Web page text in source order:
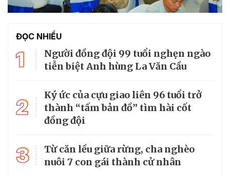
ĐỌC NHIỀU
1
Người đồng đội 99 tuổi nghẹn ngào
tiễn biệt Anh hùng La Văn Cầu
2
Ký ức của cựu giao liên 96 tuổi trở
thành “tấm bản đồ” tìm hài cốt
đồng đội
3
Từ căn lều giữa rừng, cha nghèo
nuôi 7 con gái thành cử nhân